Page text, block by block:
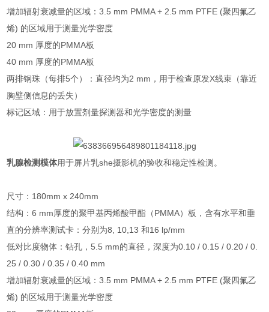
增加辐射衰减量的区域：3.5 mm PMMA + 2.5 mm PTFE (聚四氟乙
烯) 的区域用于测量光学密度
20 mm 厚度的PMMA板
40 mm 厚度的PMMA板
两排钢珠（每排5个）：直径均为2 mm，用于检查原发X线束（靠近
胸壁侧信息的丢失）
标记区域：用于放置剂量探测器和光学密度的测量
乳腺检测模体用于屏片乳she摄影机的验收和稳定性检测。
尺寸：180mm x 240mm
结构：6 mm厚度的聚甲基丙烯酸甲酯（PMMA）板，含有水平和垂
直的分辨率测试卡：分别为8, 10,13 和16 lp/mm
低对比度物体：钻孔，5.5 mm的直径，深度为0.10 / 0.15 / 0.20 / 0.
25 / 0.30 / 0.35 / 0.40 mm
增加辐射衰减量的区域：3.5 mm PMMA + 2.5 mm PTFE (聚四氟乙
烯) 的区域用于测量光学密度